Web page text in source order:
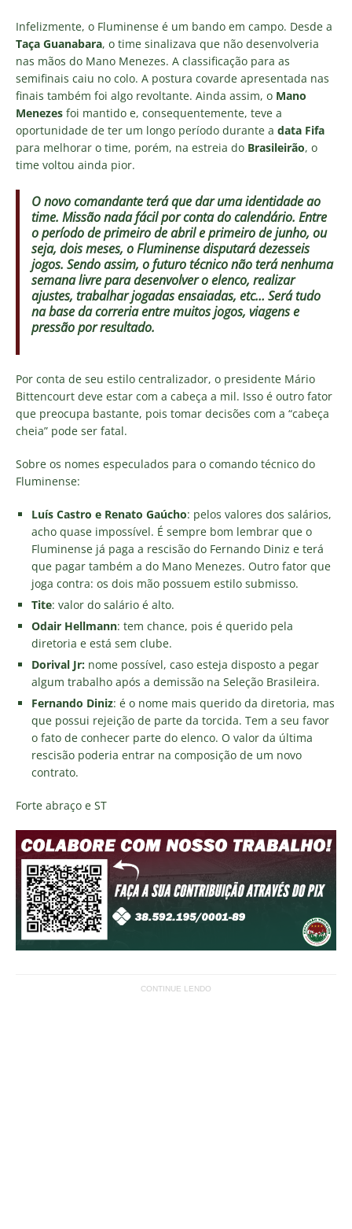
Infelizmente, o Fluminense é um bando em campo. Desde a
Taça Guanabara, o time sinalizava que não desenvolveria
nas mãos do Mano Menezes. A classificação para as
semifinais caiu no colo. A postura covarde apresentada nas
finais também foi algo revoltante. Ainda assim, o Mano
Menezes foi mantido e, consequentemente, teve a
oportunidade de ter um longo período durante a data Fifa
para melhorar o time, porém, na estreia do Brasileirão, o
time voltou ainda pior.
O novo comandante terá que dar uma identidade ao
time. Missão nada fácil por conta do calendário. Entre
o período de primeiro de abril e primeiro de junho, ou
seja, dois meses, o Fluminense disputará dezesseis
jogos. Sendo assim, o futuro técnico não terá nenhuma
semana livre para desenvolver o elenco, realizar
ajustes, trabalhar jogadas ensaiadas, etc… Será tudo
na base da correria entre muitos jogos, viagens e
pressão por resultado.
Por conta de seu estilo centralizador, o presidente Mário
Bittencourt deve estar com a cabeça a mil. Isso é outro fator
que preocupa bastante, pois tomar decisões com a “cabeça
cheia” pode ser fatal.
Sobre os nomes especulados para o comando técnico do
Fluminense:
Luís Castro e Renato Gaúcho: pelos valores dos salários,
acho quase impossível. É sempre bom lembrar que o
Fluminense já paga a rescisão do Fernando Diniz e terá
que pagar também a do Mano Menezes. Outro fator que
joga contra: os dois mão possuem estilo submisso.
Tite: valor do salário é alto.
Odair Hellmann: tem chance, pois é querido pela
diretoria e está sem clube.
Dorival Jr: nome possível, caso esteja disposto a pegar
algum trabalho após a demissão na Seleção Brasileira.
Fernando Diniz: é o nome mais querido da diretoria, mas
que possui rejeição de parte da torcida. Tem a seu favor
o fato de conhecer parte do elenco. O valor da última
rescisão poderia entrar na composição de um novo
contrato.
Forte abraço e ST
CONTINUE LENDO